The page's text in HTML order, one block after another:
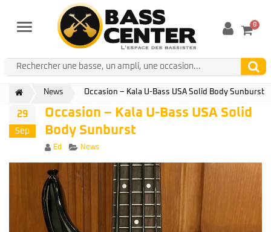
Menu 0
News Occasion – Kala U-Bass USA Solid Body Sunburst
29
Sep
Occasion – Kala U-Bass USA Solid
Body Sunburst
Author
Ed Categories
News